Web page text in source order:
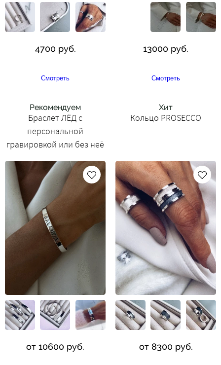
4700 руб.
Смотреть
13000 руб.
Смотреть
Рекомендуем
Браслет ЛЁД с
персональной
гравировкой или без неё
от 10600 руб.
Хит
Кольцо PROSECCO
от 8300 руб.